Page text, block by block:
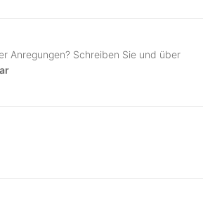
Anregungen? Schreiben Sie und über